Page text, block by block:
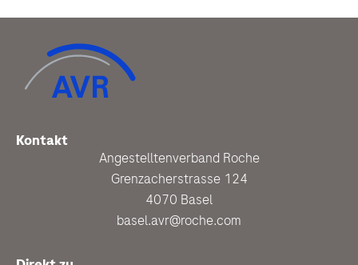
Kontakt
Angestelltenverband Roche
Grenzacherstrasse 124
4070 Basel
basel.avr@roche.com